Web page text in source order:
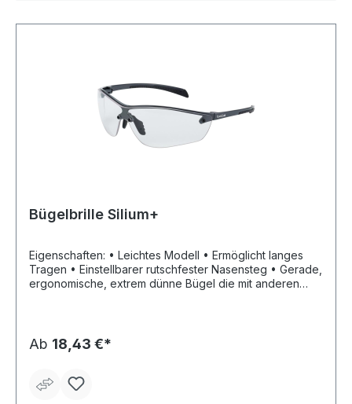
Bügelbrille Silium+
Eigenschaften: • Leichtes Modell • Ermöglicht langes
Tragen • Einstellbarer rutschfester Nasensteg • Gerade,
ergonomische, extrem dünne Bügel die mit anderen
Aktivitäten, bei extrem kalten oder heißen Temperaturen
geeignet, Mechanische (F); Strahlungsrisiken (2) (5)
Ab 18,43 €*